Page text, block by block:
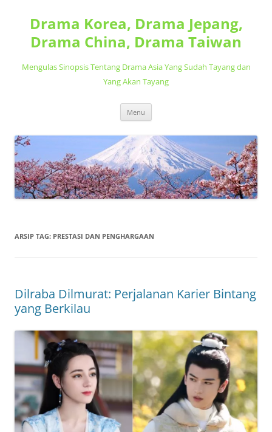
Drama Korea, Drama Jepang,
Drama China, Drama Taiwan
Mengulas Sinopsis Tentang Drama Asia Yang Sudah Tayang dan
Yang Akan Tayang
Menu
ARSIP TAG: PRESTASI DAN PENGHARGAAN
Dilraba Dilmurat: Perjalanan Karier Bintang
yang Berkilau